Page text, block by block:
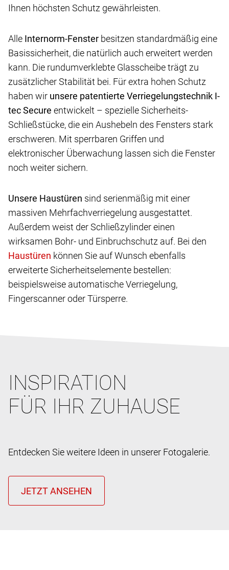
Ihnen höchsten Schutz gewährleisten.
Alle Internorm-Fenster besitzen standardmäßig eine
Basissicherheit, die natürlich auch erweitert werden
kann. Die rundumverklebte Glasscheibe trägt zu
zusätzlicher Stabilität bei. Für extra hohen Schutz
haben wir unsere patentierte Verriegelungstechnik I-
tec Secure entwickelt – spezielle Sicherheits-
Schließstücke, die ein Aushebeln des Fensters stark
erschweren. Mit sperrbaren Griffen und
elektronischer Überwachung lassen sich die Fenster
noch weiter sichern.
Unsere Haustüren sind serienmäßig mit einer
massiven Mehrfachverriegelung ausgestattet.
Außerdem weist der Schließzylinder einen
wirksamen Bohr- und Einbruchschutz auf. Bei den
können Sie auf Wunsch ebenfalls
erweiterte Sicherheitselemente bestellen:
beispielsweise automatische Verriegelung,
Fingerscanner oder Türsperre.
INSPIRATION
FÜR IHR ZUHAUSE
Entdecken Sie weitere Ideen in unserer Fotogalerie.